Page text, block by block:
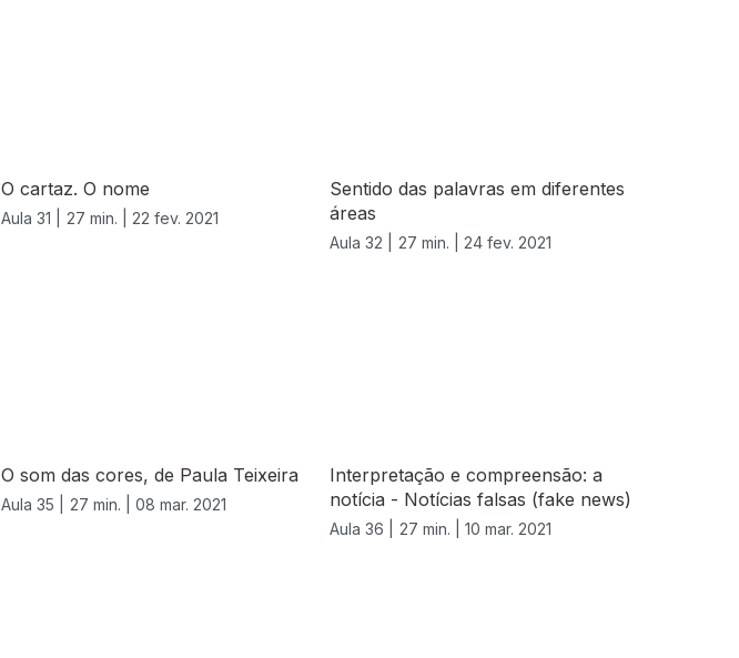
O cartaz. O nome
Aula 31 | 27 min. | 22 fev. 2021
Sentido das palavras em diferentes
áreas
Aula 32 | 27 min. | 24 fev. 2021
O som das cores, de Paula Teixeira
Aula 35 | 27 min. | 08 mar. 2021
Interpretação e compreensão: a
notícia - Notícias falsas (fake news)
Aula 36 | 27 min. | 10 mar. 2021